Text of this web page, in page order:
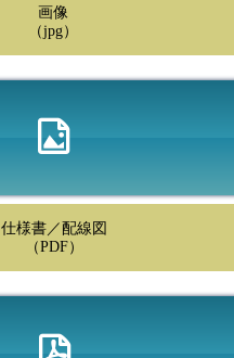
画像
（jpg）
仕様書／配線図
（PDF）